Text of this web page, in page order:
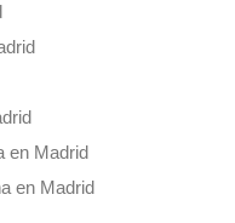
en Madrid
en Madrid